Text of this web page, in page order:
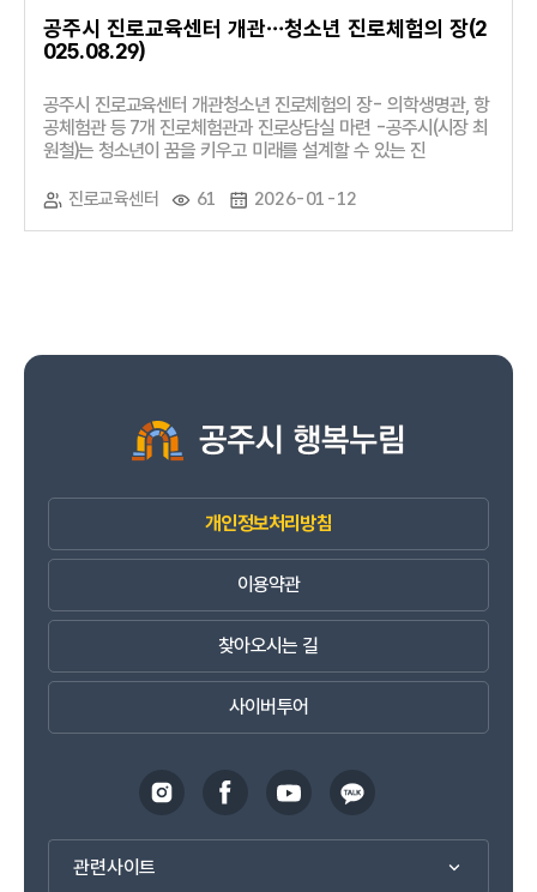
공주시 진로교육센터 개관…청소년 진로체험의 장(2
025.08.29)
공주시 진로교육센터 개관청소년 진로체험의 장- 의학생명관, 항
공체험관 등 7개 진로체험관과 진로상담실 마련 -공주시(시장 최
원철)는 청소년이 꿈을 키우고 미래를 설계할 수 있는 진
진로교육센터 61 2026-01-12
개인정보처리방침
이용약관
찾아오시는 길
사이버투어
관련사이트